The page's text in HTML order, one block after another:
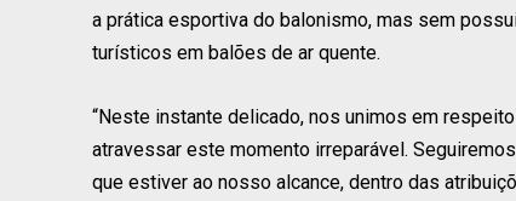
a prática esportiva do balonismo, mas sem
turísticos em balões de ar quente.
“Neste instante delicado, nos unimos em
atravessar este momento irreparável.
que estiver ao nosso alcance, dentro das